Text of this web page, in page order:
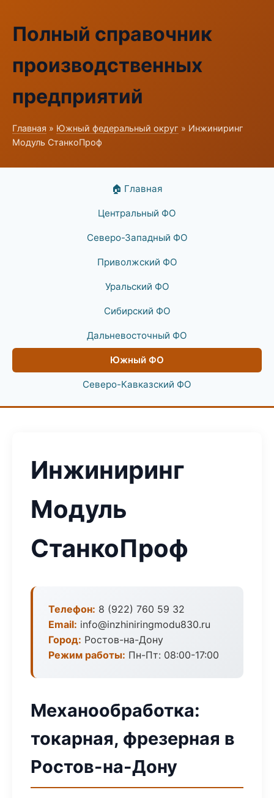
Полный справочник
производственных
предприятий
Главная » Южный федеральный округ » Инжиниринг
Модуль СтанкоПроф
🏠 Главная
Центральный ФО
Северо-Западный ФО
Приволжский ФО
Уральский ФО
Сибирский ФО
Дальневосточный ФО
Южный ФО
Северо-Кавказский ФО
Инжиниринг
Модуль
СтанкоПроф
Телефон: 8 (922) 760 59 32
Email: info@inzhiniringmodu830.ru
Город: Ростов-на-Дону
Режим работы: Пн-Пт: 08:00-17:00
Механообработка:
токарная, фрезерная в
Ростов-на-Дону